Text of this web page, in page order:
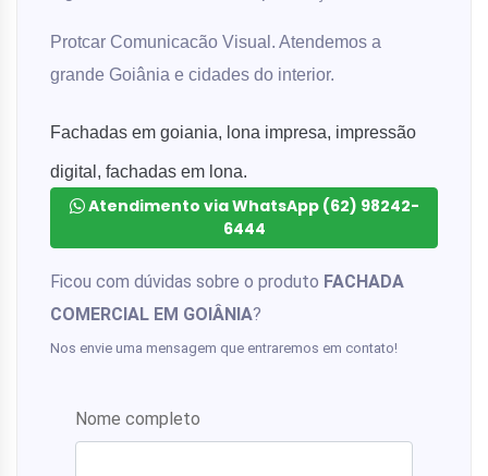
Protcar Comunicacão Visual. Atendemos a
grande Goiânia e cidades do interior.
Fachadas em goiania, lona impresa, impressão
digital, fachadas em lona.
Atendimento via WhatsApp (62) 98242-
6444
Ficou com dúvidas sobre o produto FACHADA
COMERCIAL EM GOIÂNIA?
Nos envie uma mensagem que entraremos em contato!
Nome completo